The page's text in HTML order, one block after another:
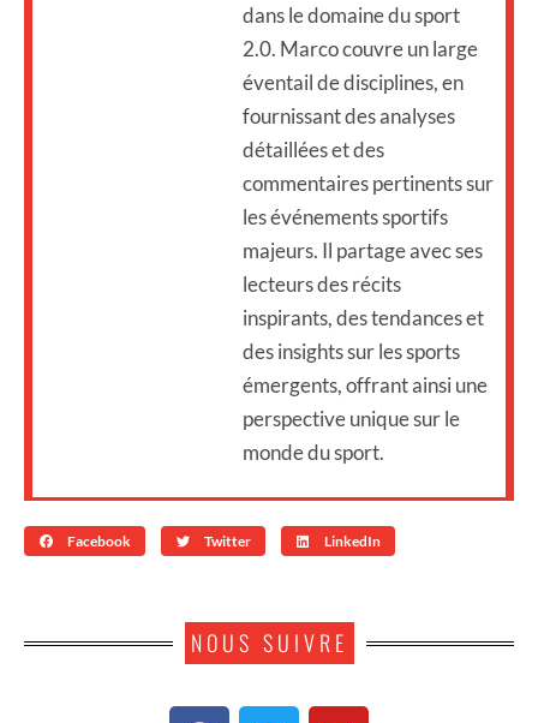
dans le domaine du sport
2.0. Marco couvre un large
éventail de disciplines, en
fournissant des analyses
détaillées et des
commentaires pertinents sur
les événements sportifs
majeurs. Il partage avec ses
lecteurs des récits
inspirants, des tendances et
des insights sur les sports
émergents, offrant ainsi une
perspective unique sur le
monde du sport.
Facebook Twitter LinkedIn
NOUS SUIVRE